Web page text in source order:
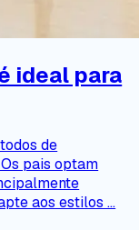
ideal para
de
pais optam
aos estilos ...